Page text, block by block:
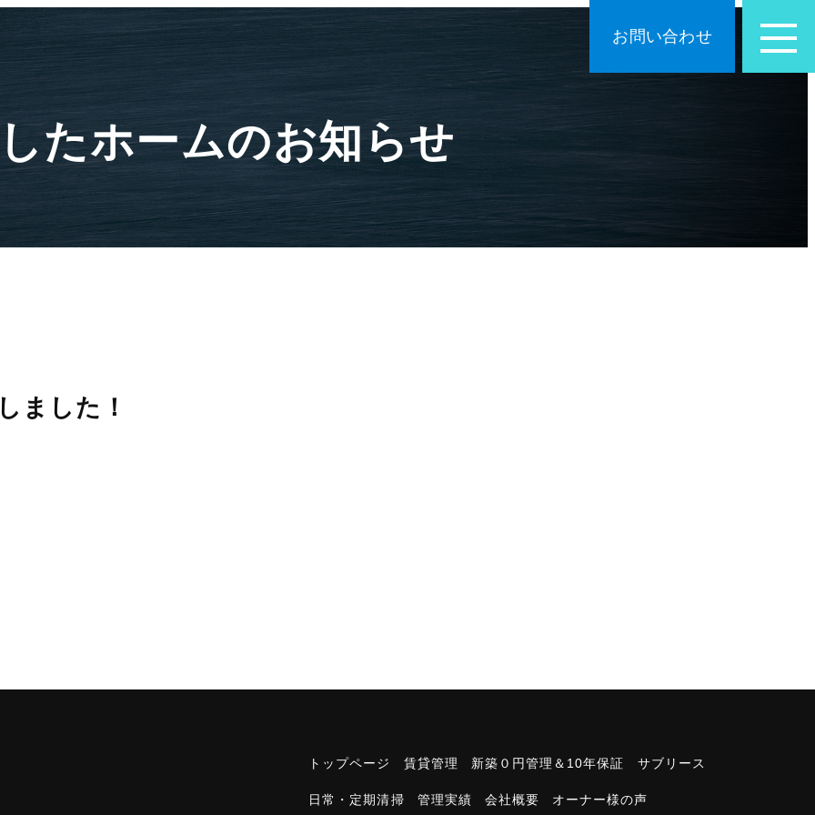
お問い合わせ
たホームのお知らせ
ました！
トップページ 賃貸管理 新築０円管理＆10年保証 サブリース
日常・定期清掃 管理実績 会社概要 オーナー様の声